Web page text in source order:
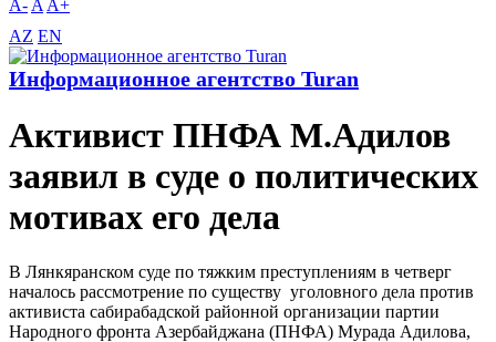
A- A A+
AZ EN
Информационное агентство Turan
Активист ПНФА М.Адилов
заявил в суде о политических
мотивах его дела
В Лянкяранском суде по тяжким преступлениям в четверг
началось рассмотрение по существу уголовного дела против
активиста сабирабадской районной организации партии
Народного фронта Азербайджана (ПНФА) Мурада Адилова,